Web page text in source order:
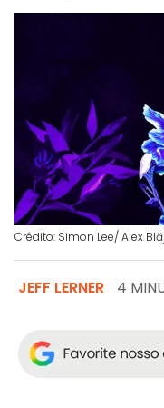
Crédito: Simon Lee/ Alex
JEFF LERNER 4